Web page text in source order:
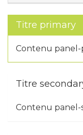
Titre primary
Contenu
Titre
Contenu panel-